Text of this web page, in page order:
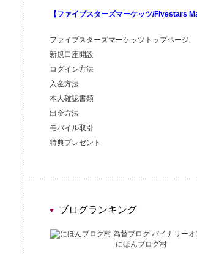
【ファイブスターズマーケッツ/Fivestars
ファイブスターズマーケッツトップページ
新規口座開設
ログイン方法
入金方法
本人確認書類
出金方法
モバイル取引
特典プレゼント
ブログランキング
にほんブログ村